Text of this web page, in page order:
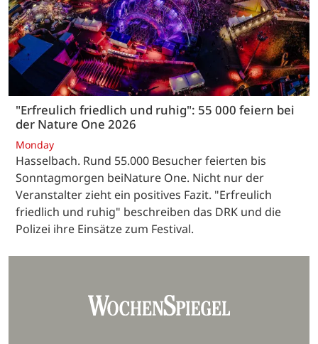
"Erfreulich friedlich und ruhig": 55 000 feiern bei
der Nature One 2026
Monday
Hasselbach. Rund 55.000 Besucher feierten bis
Sonntagmorgen beiNature One. Nicht nur der
Veranstalter zieht ein positives Fazit. "Erfreulich
friedlich und ruhig" beschreiben das DRK und die
Polizei ihre Einsätze zum Festival.